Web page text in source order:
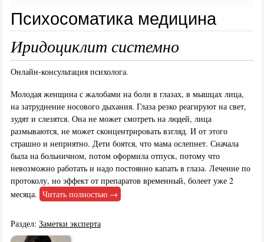
Психосоматика медицина
Иридоциклит системно
Онлайн-консультация психолога.
Молодая женщина с жалобами на боли в глазах, в мышцах лица,
на затруднение носового дыхания. Глаза резко реагируют на свет,
зудят и слезятся. Она не может смотреть на людей, лица
размываются, не может сконцентрировать взгляд. И от этого
страшно и неприятно. Дети боятся, что мама ослепнет. Сначала
была на больничном, потом оформила отпуск, потому что
невозможно работать и надо постоянно капать в глаза. Лечение по
протоколу, но эффект от препаратов временный, болеет уже 2
месяца. Читать полностью →
Раздел: Заметки эксперта